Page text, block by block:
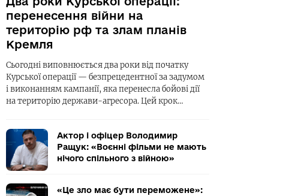
перенесення війни на
територію рф та злам планів
Кремля
Сьогодні виповнюється два роки від початку
Курської операції — безпрецедентної за задумом
і виконанням кампанії, яка перенесла бойові дії
на територію держави-агресора. Цей крок…
Актор і офіцер Володимир
Ращук: «Воєнні фільми не мають
нічого спільного з війною»
«Це зло має бути переможене»: